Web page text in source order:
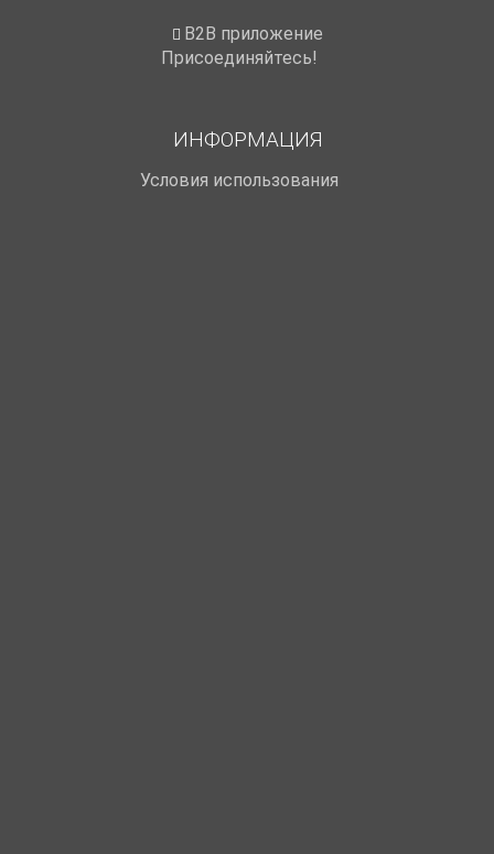
B2B приложение
Присоединяйтесь!
ИНФОРМАЦИЯ
Условия использования